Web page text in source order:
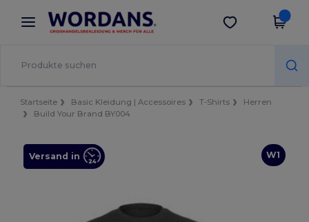
× Wordans App
Bessere Preise in der App!
App holen
Startseite Basic Kleidung | Accessoires T-Shirts
Herren
Build Your Brand BY004
W1
Versand in